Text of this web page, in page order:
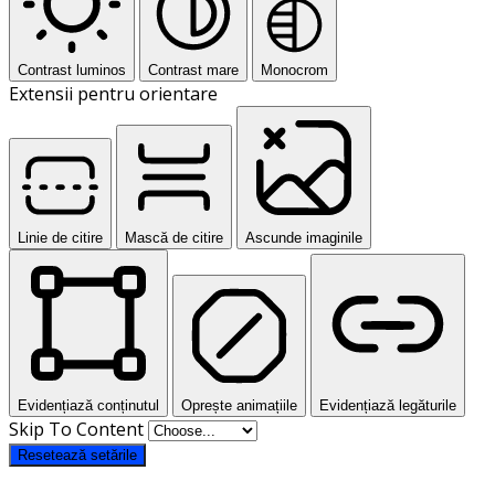
Contrast luminos Contrast mare Monocrom
Extensii pentru orientare
Linie de citire Mască de citire Ascunde imaginile
Evidențiază conținutul Oprește animațiile Evidențiază legăturile
Skip To Content
Resetează setările